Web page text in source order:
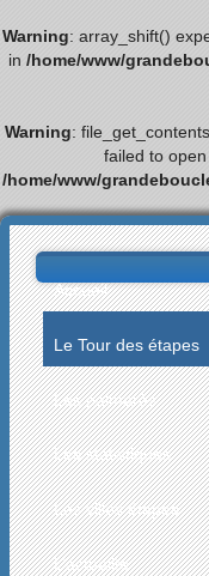
Warning: array_shift()
in /home/www/
Warning:
failed to
/home/www/
Accueil
Le Tour des étapes
Les palmarès
Les statistiques
Les villes étapes
L’actualité